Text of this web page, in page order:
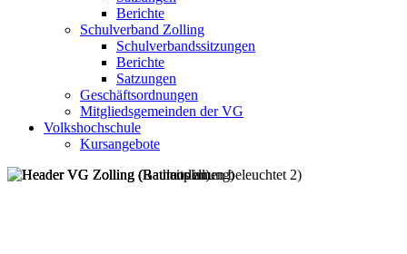
Berichte
Schulverband Zolling
Schulverbandssitzungen
Berichte
Satzungen
Geschäftsordnungen
Mitgliedsgemeinden der VG
Volkshochschule
Kursangebote